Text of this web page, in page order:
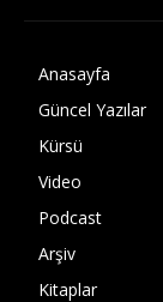
Anasayfa
Güncel Yazılar
Kürsü
Video
Podcast
Arşiv
Kitaplar